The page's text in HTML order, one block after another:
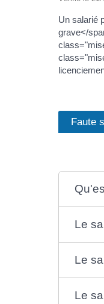
Un salarié
grave</
Faute
Le
Le
Le